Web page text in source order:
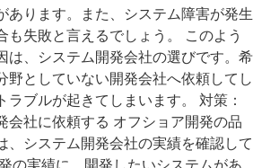
あります。また、システム障害が発生
も失敗と言えるでしょう。 このよう
は、システム開発会社の選びです。希
野としていない開発会社へ依頼してし
ラブルが起きてしまいます。 対策：
会社に依頼する オフショア開発の品
、システム開発会社の実績を確認して